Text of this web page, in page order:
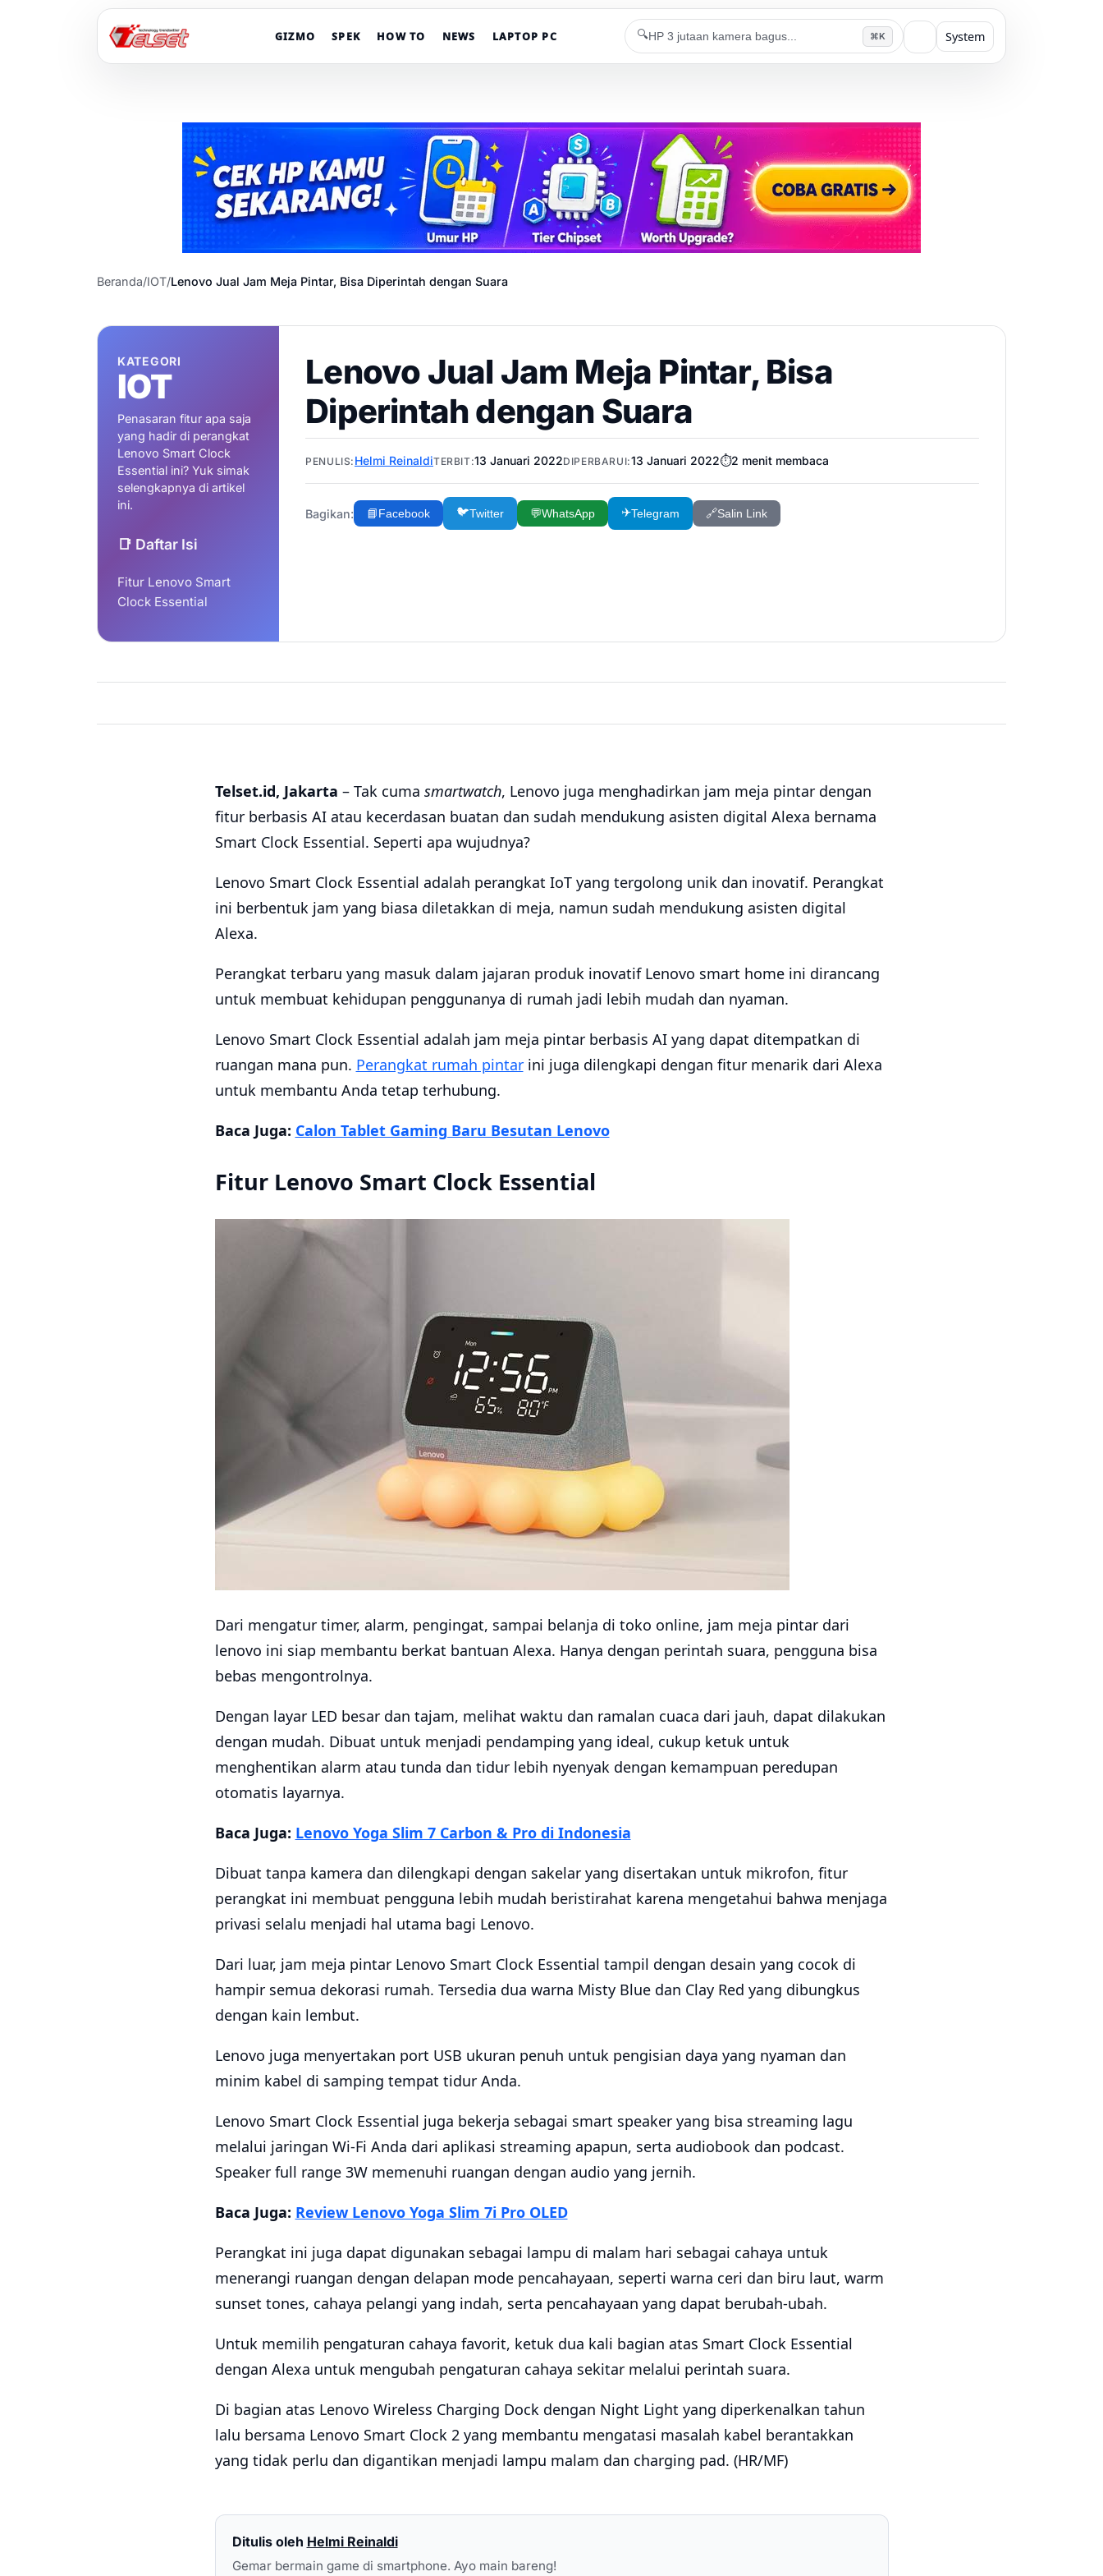
GIZMO SPEK HOW TO NEWS LAPTOP PC 🔍 ⌘K System
Beranda/IOT/Lenovo Jual Jam Meja Pintar, Bisa Diperintah dengan Suara
KATEGORI
IOT
Penasaran fitur apa saja
yang hadir di perangkat
Lenovo Smart Clock
Essential ini? Yuk simak
selengkapnya di artikel
ini.
📑 Daftar Isi
Fitur Lenovo Smart
Clock Essential
Lenovo Jual Jam Meja Pintar, Bisa
Diperintah dengan Suara
PENULIS: Helmi ReinaldiTERBIT:13 Januari 2022DIPERBARUI:13 Januari 2022⏱️2 menit membaca
Bagikan: 📘Facebook 🐦Twitter 💬WhatsApp ✈️Telegram 🔗Salin Link
Telset.id, Jakarta – Tak cuma smartwatch, Lenovo juga menghadirkan jam meja pintar dengan
fitur berbasis AI atau kecerdasan buatan dan sudah mendukung asisten digital Alexa bernama
Smart Clock Essential. Seperti apa wujudnya?
Lenovo Smart Clock Essential adalah perangkat IoT yang tergolong unik dan inovatif. Perangkat
ini berbentuk jam yang biasa diletakkan di meja, namun sudah mendukung asisten digital
Alexa.
Perangkat terbaru yang masuk dalam jajaran produk inovatif Lenovo smart home ini dirancang
untuk membuat kehidupan penggunanya di rumah jadi lebih mudah dan nyaman.
Lenovo Smart Clock Essential adalah jam meja pintar berbasis AI yang dapat ditempatkan di
ruangan mana pun. Perangkat rumah pintarini juga dilengkapi dengan fitur menarik dari Alexa
untuk membantu Anda tetap terhubung.
Baca Juga: Calon Tablet Gaming Baru Besutan Lenovo
Fitur Lenovo Smart Clock Essential
Dari mengatur timer, alarm, pengingat, sampai belanja di toko online, jam meja pintar dari
lenovo ini siap membantu berkat bantuan Alexa. Hanya dengan perintah suara, pengguna bisa
bebas mengontrolnya.
Dengan layar LED besar dan tajam, melihat waktu dan ramalan cuaca dari jauh, dapat dilakukan
dengan mudah. Dibuat untuk menjadi pendamping yang ideal, cukup ketuk untuk
menghentikan alarm atau tunda dan tidur lebih nyenyak dengan kemampuan peredupan
otomatis layarnya.
Baca Juga: Lenovo Yoga Slim 7 Carbon & Pro di Indonesia
Dibuat tanpa kamera dan dilengkapi dengan sakelar yang disertakan untuk mikrofon, fitur
perangkat ini membuat pengguna lebih mudah beristirahat karena mengetahui bahwa menjaga
privasi selalu menjadi hal utama bagi Lenovo.
Dari luar, jam meja pintar Lenovo Smart Clock Essential tampil dengan desain yang cocok di
hampir semua dekorasi rumah. Tersedia dua warna Misty Blue dan Clay Red yang dibungkus
dengan kain lembut.
Lenovo juga menyertakan port USB ukuran penuh untuk pengisian daya yang nyaman dan
minim kabel di samping tempat tidur Anda.
Lenovo Smart Clock Essential juga bekerja sebagai smart speaker yang bisa streaming lagu
melalui jaringan Wi-Fi Anda dari aplikasi streaming apapun, serta audiobook dan podcast.
Speaker full range 3W memenuhi ruangan dengan audio yang jernih.
Baca Juga: Review Lenovo Yoga Slim 7i Pro OLED
Perangkat ini juga dapat digunakan sebagai lampu di malam hari sebagai cahaya untuk
menerangi ruangan dengan delapan mode pencahayaan, seperti warna ceri dan biru laut, warm
sunset tones, cahaya pelangi yang indah, serta pencahayaan yang dapat berubah-ubah.
Untuk memilih pengaturan cahaya favorit, ketuk dua kali bagian atas Smart Clock Essential
dengan Alexa untuk mengubah pengaturan cahaya sekitar melalui perintah suara.
Di bagian atas Lenovo Wireless Charging Dock dengan Night Light yang diperkenalkan tahun
lalu bersama Lenovo Smart Clock 2 yang membantu mengatasi masalah kabel berantakkan
yang tidak perlu dan digantikan menjadi lampu malam dan charging pad. (HR/MF)
Ditulis oleh Helmi Reinaldi
Gemar bermain game di smartphone. Ayo main bareng!